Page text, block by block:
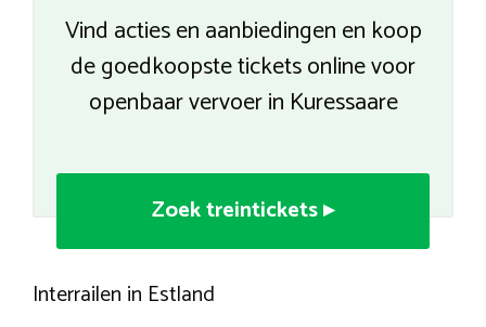
Vind acties en aanbiedingen en koop
de goedkoopste tickets online voor
openbaar vervoer in Kuressaare
Zoek treintickets ▸
Interrailen in Estland